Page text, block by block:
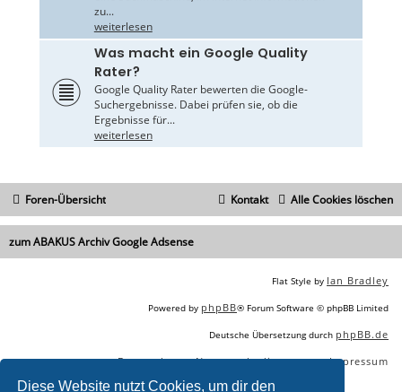
Diese Website nutzt Cookies, um dir den
zu...
weiterlesen
Was macht ein Google Quality
Rater?
Google Quality Rater bewerten die Google-
Suchergebnisse. Dabei prüfen sie, ob die
Ergebnisse für...
weiterlesen
Foren-Übersicht Alle Cookies löschen
Kontakt
zum ABAKUS Archiv Google Adsense
Flat Style by Ian Bradley
Powered by phpBB® Forum Software © phpBB Limited
Deutsche Übersetzung durch phpBB.de
Datenschutz|Nutzungsbedingungen|Impressum